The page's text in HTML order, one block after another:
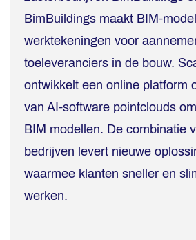
BimBuildings maakt BIM-
werktekeningen voor
toeleveranciers in de bouw.
ontwikkelt een online platform
van AI-software pointclouds
BIM modellen. De combinatie
bedrijven levert nieuwe
waarmee klanten sneller en
werken.